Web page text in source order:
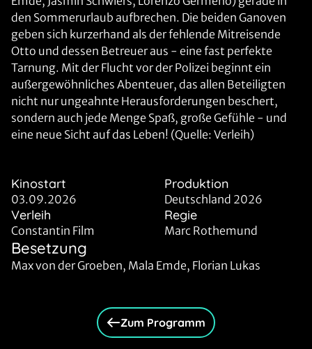
den Sommerurlaub aufbrechen. Die beiden Ganoven
geben sich kurzerhand als der fehlende Mitreisende
Otto und dessen Betreuer aus - eine fast perfekte
Tarnung. Mit der Flucht vor der Polizei beginnt ein
außergewöhnliches Abenteuer, das allen Beteiligten
nicht nur ungeahnte Herausforderungen beschert,
sondern auch jede Menge Spaß, große Gefühle - und
eine neue Sicht auf das Leben! (Quelle: Verleih)
Kinostart
03.09.2026
Produktion
Deutschland 2026
Verleih
Constantin Film
Regie
Marc Rothemund
Besetzung
Max von der Groeben, Mala Emde, Florian Lukas
Zum Programm